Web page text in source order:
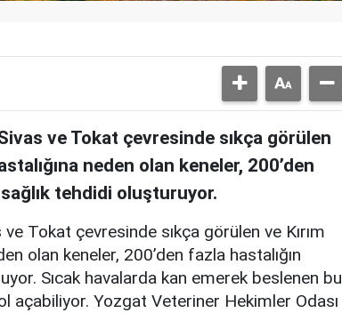
ve Tokat çevresinde sıkça görülen
neden olan keneler, 200’den
sağlık tehdidi oluşturuyor.
Tokat çevresinde sıkça görülen ve Kırım
olan keneler, 200’den fazla hastalığın
Sıcak havalarda kan emerek beslenen bu
açabiliyor. Yozgat Veteriner Hekimler Odası